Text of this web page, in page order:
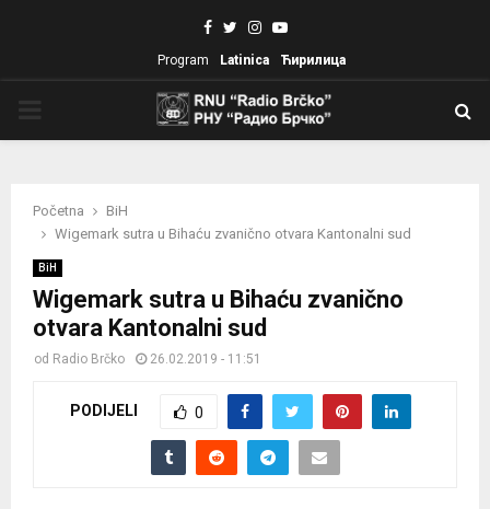
Facebook
TwitterInstagram
Youtube
Program Latinica Ћирилица
Početna
BiH
Wigemark sutra u Bihaću zvanično otvara Kantonalni sud
BiH
Wigemark sutra u Bihaću zvanično
otvara Kantonalni sud
od Radio Brčko 26.02.2019 - 11:51
PODIJELI 0